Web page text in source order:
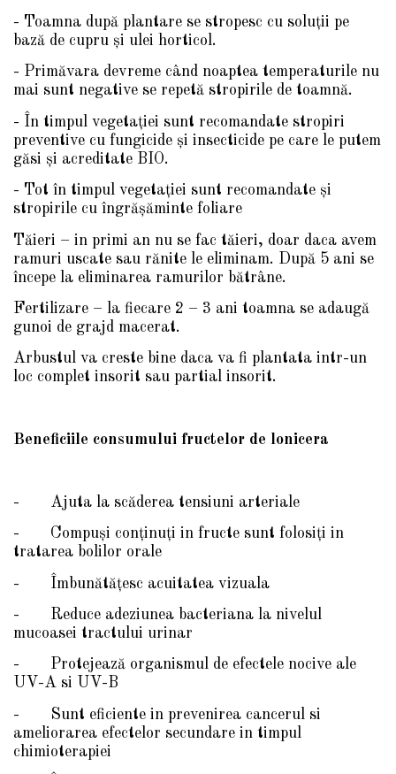
- Toamna după plantare se stropesc cu soluţii pe
bază de cupru şi ulei horticol.
- Primăvara devreme când noaptea temperaturile nu
mai sunt negative se repetă stropirile de toamnă.
- În timpul vegetaţiei sunt recomandate stropiri
preventive cu fungicide şi insecticide pe care le putem
găsi şi acreditate BIO.
- Tot în timpul vegetaţiei sunt recomandate şi
stropirile cu îngrăşăminte foliare
Tăieri – in primi an nu se fac tăieri, doar daca avem
ramuri uscate sau rănite le eliminam. După 5 ani se
începe la eliminarea ramurilor bătrâne.
Fertilizare – la fiecare 2 – 3 ani toamna se adaugă
gunoi de grajd macerat.
Arbustul va creste bine daca va fi plantata intr-un
loc complet insorit sau partial insorit.
Beneficiile consumului fructelor de lonicera
- Ajuta la scăderea tensiuni arteriale
- Compuşi conţinuţi in fructe sunt folosiţi in
tratarea bolilor orale
- Îmbunătăţesc acuitatea vizuala
- Reduce adeziunea bacteriana la nivelul
mucoasei tractului urinar
- Protejează organismul de efectele nocive ale
UV-A si UV-B
- Sunt eficiente in prevenirea cancerul si
ameliorarea efectelor secundare in timpul
chimioterapiei